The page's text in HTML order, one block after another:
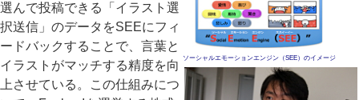
ソーシャルエモーションエンジン（SEE）のイメージ
選んで投稿できる「イラスト選
択送信」のデータをSEEにフィ
ードバックすることで、言葉と
イラストがマッチする精度を向
上させている。この仕組みにつ